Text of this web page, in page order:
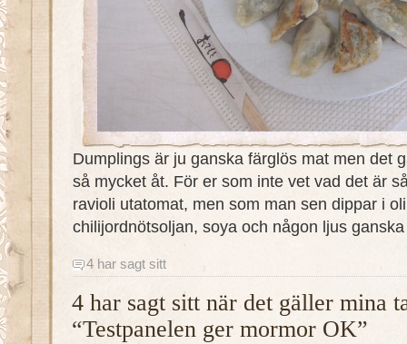
Dumplings är ju ganska färglös mat men det
så mycket åt. För er som inte vet vad det är
ravioli utatomat, men som man sen dippar i
chilijordnötsoljan, soya och någon ljus
4 har sagt sitt
4 har sagt sitt när det gäller mina
“Testpanelen ger mormor OK”